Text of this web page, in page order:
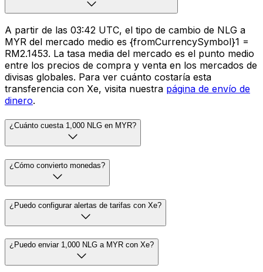
A partir de las 03:42 UTC, el tipo de cambio de NLG a
MYR del mercado medio es {fromCurrencySymbol}1 =
RM2.1453. La tasa media del mercado es el punto medio
entre los precios de compra y venta en los mercados de
divisas globales. Para ver cuánto costaría esta
transferencia con Xe, visita nuestra página de envío de
dinero.
¿Cuánto cuesta 1,000 NLG en MYR?
¿Cómo convierto monedas?
¿Puedo configurar alertas de tarifas con Xe?
¿Puedo enviar 1,000 NLG a MYR con Xe?